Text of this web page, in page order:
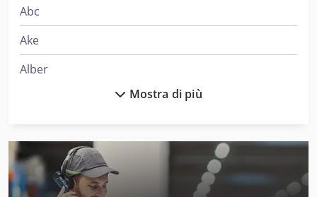
Abc
Ake
Alber
Auer
Bacher
Mostra di più